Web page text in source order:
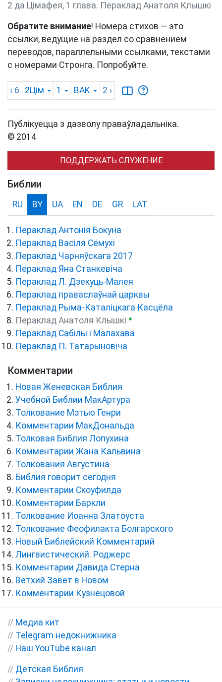
2 да Цімафея, 1 глава. Пераклад Анатоля Клышкi
Обратите внимание! Номера стихов — это
ссылки, ведущие на раздел со сравнением
переводов, параллельными ссылками, текстами
с номерами Стронга. Попробуйте.
‹ 6 2Цім 1 BAK 2 ›
Публікуецца з дазволу праваўладальніка.
© 2014
ПОДДЕРЖАТЬ СЛУЖЕНИЕ
Библии
RU BY UA EN DE GR LAT
Пераклад Антонія Бокуна
Пераклад Васіля Сёмухі
Пераклад Чарняўскага 2017
Пераклад Яна Станкевіча
Пераклад Л. Дзекуць-Малея
Пераклад праваслаўнай царквы
Пераклад Рыма-Каталіцкага Касцёла
Пераклад Анатоля Клышкi ●
Пераклад Сабілы і Малахава
Пераклад П. Татарыновіча
Комментарии
Новая Женевская Библия
Учебной Библии МакАртура
Толкование Мэтью Генри
Комментарии МакДональда
Толковая Библия Лопухина
Комментарии Жана Кальвина
Толкования Августина
Библия говорит сегодня
Комментарии Скоуфилда
Комментарии Баркли
Толкование Иоанна Златоуста
Толкование Феофилакта Болгарского
Новый Библейский Комментарий
Лингвистический. Роджерс
Комментарии Давида Стерна
Ветхий Завет в Новом
Комментарии Кузнецовой
// Медиа кит
// Telegram недокнижника
// Наш YouTube канал
// Детская Библия